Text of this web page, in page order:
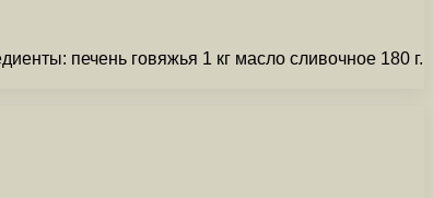
печень говяжья 1 кг масло сливочное 180 г.